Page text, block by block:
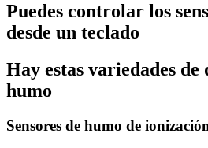
Puedes controlar los
desde un teclado
Hay estas variedades de
humo
Sensores de humo de